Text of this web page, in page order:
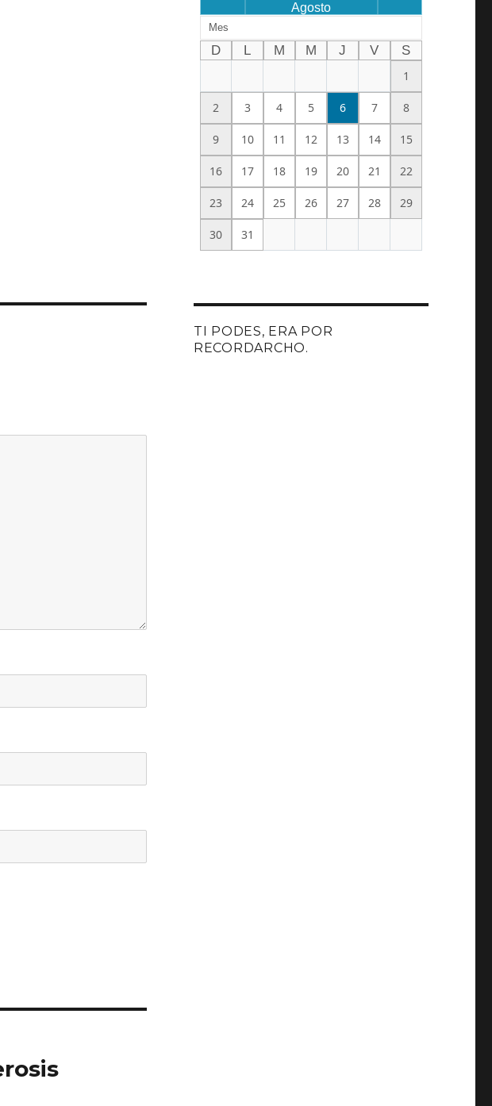
Agosto
Mes
D L M M J V
S
1
2 3 4 5 6 7 8
9 10 11 12 13 14 15
16 17 18 19 20 21 22
23 24 25 26 27 28 29
30 31
TI PODES, ERA POR
RECORDARCHO.